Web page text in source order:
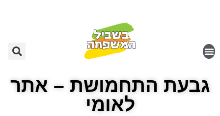
גבעת התחמושת – אתר
לאומי